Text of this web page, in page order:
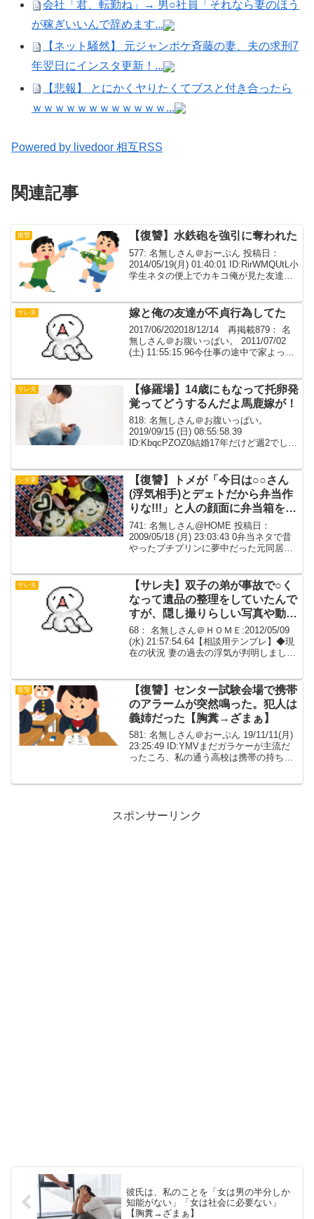
会社「君、転勤ね」→ 男○社員「それなら妻のほう
が稼ぎいいんで辞めます...
【ネット騒然】 元ジャンポケ斉藤の妻、夫の求刑7
年翌日にインスタ更新！...
【悲報】 とにかくヤりたくてブスと付き合ったら
ｗｗｗｗｗｗｗｗｗｗｗｗ...
Powered by livedoor 相互RSS
関連記事
復讐 【復讐】水鉄砲を強引に奪われた
577: 名無しさん＠おーぷん 投稿日：
2014/05/19(月) 01:40:01 ID:RirWMQUtL小
学生ネタの便上でカキコ俺が見た友達の
（一人っ子体力普通、...
サレ夫 嫁と俺の友達が不貞行為してた
2017/06/202018/12/14 再掲載879： 名
無しさん＠お腹いっぱい。 2011/07/02
(土) 11:55:15.96今仕事の途中で家よった
も明日そ...
サレ夫
【修羅場】14歳にもなって托卵発
覚ってどうするんだよ馬鹿嫁が！
818: 名無しさん＠お腹いっぱい。
2019/09/15 (日) 08:55:58.39
ID:KbqcPZOZ0結婚17年だけど週2でして
炸裂しやがった子のDNA...
シタ妻
【復讐】トメが「今日は○○さん
(浮気相手)とデェトだから弁当作
りな!!!」と人の顔面に弁当箱を投
げつけてきた
741: 名無しさん@HOME 投稿日：
2009/05/18 (月) 23:03:43 0弁当ネタで昔
やったプチプリンに夢中だった元同居ト
箱を投げつけてきた。 ...
サレ夫
【サレ夫】双子の弟が事故で○く
なって遺品の整理をしていたんで
すが、隠し撮りらしい写真や動画
があり、その中に私の妻とのもの
が複数ありました【不明】
68： 名無しさん＠ＨＯＭＥ:2012/05/09
(水) 21:57:54.64【相談用テンプレ】◆現
在の状況 妻の過去の浮気が判明しました
談者の年齢・職業・年収 ...
復讐
【復讐】センター試験会場で携帯
のアラームが突然鳴った。犯人は
義姉だった【胸糞→ざまぁ】
581: 名無しさん＠おーぷん 19/11/11(月)
23:25:49 ID:YMVまだガラケーが主流だ
ったころ、私の通う高校は携帯の持ち込
スポンサーリンク
彼氏は、私のことを「女は男の半分しか
知能がない」「女は社会に必要ない」
【胸糞→ざまぁ】